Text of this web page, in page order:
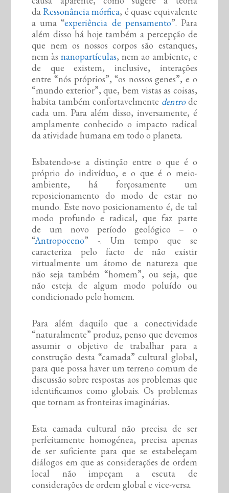
da Ressonância mórfica, é quase equivalente
a uma “experiência de pensamento”. Para
além disso há hoje também a percepção de
que nem os nossos corpos são estanques,
nem àsnanopartículas, nem ao ambiente, e
de que existem, inclusive, interações
entre “nós próprios”, “os nossos genes”, e o
“mundo exterior”, que, bem vistas as coisas,
habita também confortavelmente dentrode
cada um. Para além disso, inversamente, é
amplamente conhecido o impacto radical
da atividade humana em todo o planeta.
Esbatendo-se a distinção entre o que é o
próprio do indivíduo, e o que é o meio-
ambiente, há forçosamente um
reposicionamento do modo de estar no
mundo. Este novo posicionamento é, de tal
modo profundo e radical, que faz parte
de um novo período geológico – o
“Antropoceno” -. Um tempo que se
caracteriza pelo facto de não existir
virtualmente um átomo de natureza que
não seja também “homem”, ou seja, que
não esteja de algum modo poluído ou
condicionado pelo homem.
Para além daquilo que a conectividade
“naturalmente” produz, penso que devemos
assumir o objetivo de trabalhar para a
construção desta “camada” cultural global,
para que possa haver um terreno comum de
discussão sobre respostas aos problemas que
identificamos como globais. Os problemas
que tornam as fronteiras imaginárias.
Esta camada cultural não precisa de ser
perfeitamente homogénea, precisa apenas
de ser suficiente para que se estabeleçam
diálogos em que as considerações de ordem
local não impeçam a escuta de
considerações de ordem global e vice-versa.